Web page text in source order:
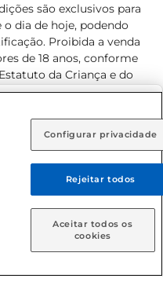
como deseja receber
Retire em Loja
são exclusivos para
dia de hoje, podendo
Proibida a venda
de 18 anos, conforme
da Criança e do
exclusivos para o
on-line é de R$
os direitos
Configurar privacidade
Rejeitar todos
Aceitar todos os
cookies